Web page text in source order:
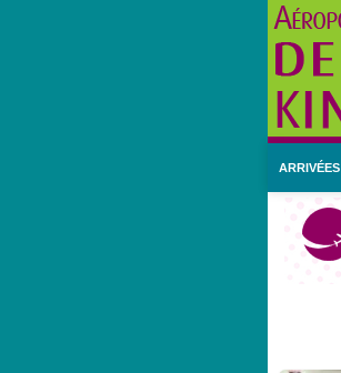
ARRIVÉES